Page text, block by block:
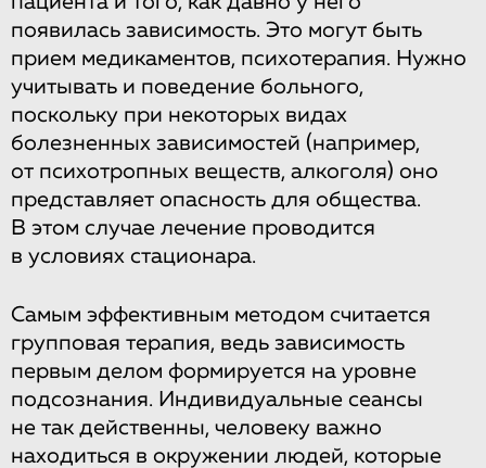
появилась зависимость. Это могут быть
прием медикаментов, психотерапия. Нужно
учитывать и поведение больного,
поскольку при некоторых видах
болезненных зависимостей (например,
от психотропных веществ, алкоголя) оно
представляет опасность для общества.
В этом случае лечение проводится
в условиях стационара.
Самым эффективным методом считается
групповая терапия, ведь зависимость
первым делом формируется на уровне
подсознания. Индивидуальные сеансы
не так действенны, человеку важно
находиться в окружении людей, которые